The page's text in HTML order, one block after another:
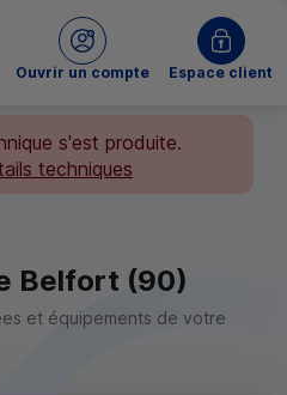
sur le site
Ouvrir un compte
du Crédit MutuelEspace client
s'est produite.
techniques
Belfort (90)
et équipements de votre